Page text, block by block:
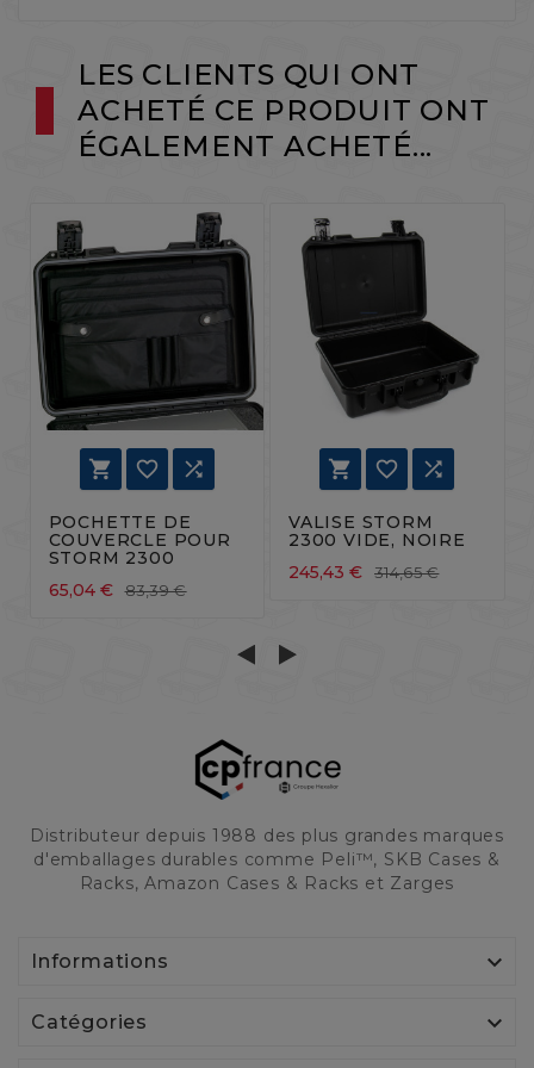
LES CLIENTS QUI ONT
ACHETÉ CE PRODUIT ONT
ÉGALEMENT ACHETÉ...
  
POCHETTE DE
COUVERCLE POUR
STORM 2300
65,04 €
83,39 €
  
VALISE STORM
2300 VIDE, NOIRE
245,43 €
314,65 €
Distributeur depuis 1988 des plus grandes marques
d'emballages durables comme Peli™, SKB Cases &
Racks, Amazon Cases & Racks et Zarges
Informations 
Catégories 